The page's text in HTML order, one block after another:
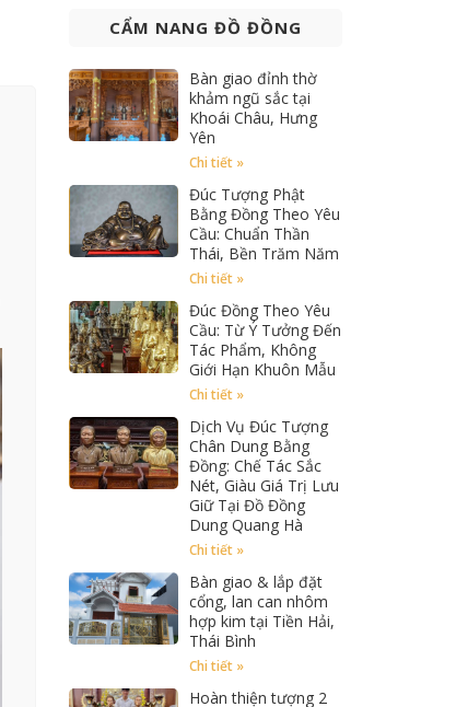
CẨM NANG ĐỒ ĐỒNG
Bàn giao đỉnh thờ
khảm ngũ sắc tại
Khoái Châu, Hưng
Yên
Chi tiết »
Đúc Tượng Phật
Bằng Đồng Theo Yêu
Cầu: Chuẩn Thần
Thái, Bền Trăm Năm
Chi tiết »
Đúc Đồng Theo Yêu
Cầu: Từ Ý Tưởng Đến
Tác Phẩm, Không
Giới Hạn Khuôn Mẫu
Chi tiết »
Dịch Vụ Đúc Tượng
Chân Dung Bằng
Đồng: Chế Tác Sắc
Nét, Giàu Giá Trị Lưu
Giữ Tại Đồ Đồng
Dung Quang Hà
Chi tiết »
Bàn giao & lắp đặt
cổng, lan can nhôm
hợp kim tại Tiền Hải,
Thái Bình
Chi tiết »
Hoàn thiện tượng 2